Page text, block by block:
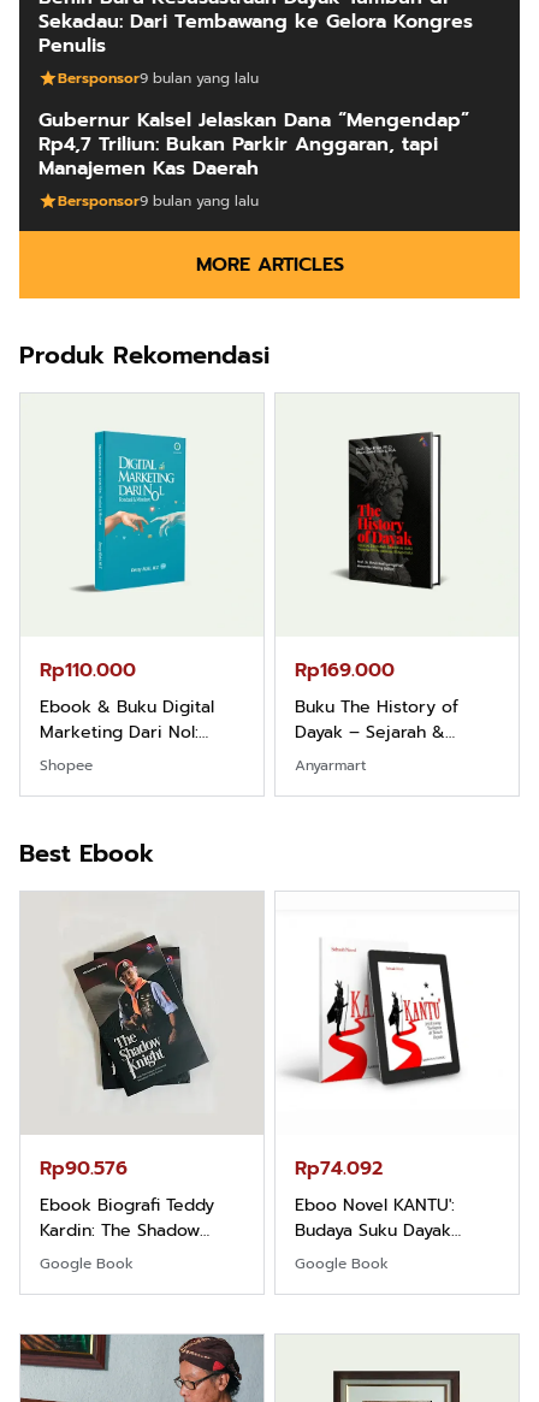
Sekadau: Dari Tembawang ke Gelora Kongres
Penulis
Bersponsor9 bulan yang lalu
Gubernur Kalsel Jelaskan Dana “Mengendap”
Rp4,7 Triliun: Bukan Parkir Anggaran, tapi
Manajemen Kas Daerah
Bersponsor9 bulan yang lalu
MORE ARTICLES
Produk Rekomendasi
Rp110.000
Ebook & Buku Digital
Marketing Dari Nol:
Fondasi & Mindset untuk
Pemula
Shopee
Rp169.000
Buku The History of
Dayak – Sejarah &
Identitas Borneo Asli
Anyarmart
Best Ebook
Rp90.576
Ebook Biografi Teddy
Kardin: The Shadow
Khight |
Google Book
Rp74.092
Eboo Novel KANTU':
Budaya Suku Dayak
Borneo
Google Book